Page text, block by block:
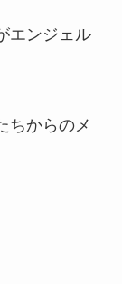
エンジェル
ちからのメ